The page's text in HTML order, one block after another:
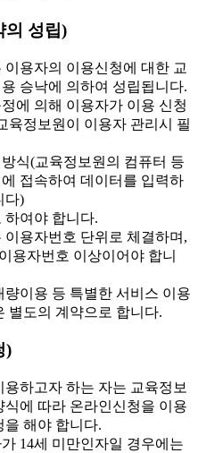
의 성립)
용자의 이용신청에 대한 교
승낙에 의하여 성립됩니다.
에 의해 이용자가 이용 신청
육정보원이 이용자 관리시 필
식(교육정보원의 컴퓨터 등
접속하여 데이터를 입력하
다)
하여야 합니다.
용자번호 단위로 체결하며,
용자번호 이상이어야 합니
이용 등 특별한 서비스 이용
별도의 계약으로 합니다.
)
하고자 하는 자는 교육정보
식에 따라 온라인신청을 이용
을 해야 합니다.
14세 미만인자일 경우에는